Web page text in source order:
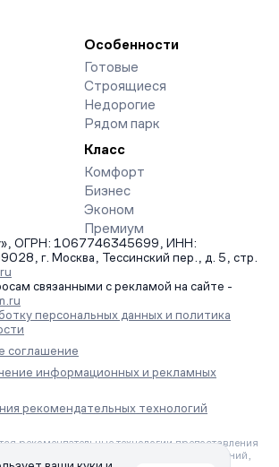
Особенности
Готовые
Строящиеся
Недорогие
Рядом парк
Класс
Комфорт
Бизнес
Эконом
Премиум
ОГРН: 1067746345699, ИНН:
г. Москва, Тессинский пер., д. 5, стр.
связанными с рекламой на сайте -
персональных данных и политика
соглашение
информационных и рекламных
рекомендательных технологий
рекомендательные технологии предоставления
сбора, систематизации и анализа сведений,